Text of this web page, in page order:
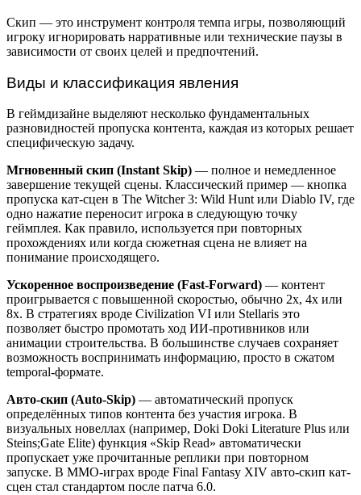
Скип — это инструмент контроля темпа игры, позволяющий
игроку игнорировать нарративные или технические паузы в
зависимости от своих целей и предпочтений.
Виды и классификация явления
В геймдизайне выделяют несколько фундаментальных
разновидностей пропуска контента, каждая из которых решает
специфическую задачу.
Мгновенный скип (Instant Skip) — полное и немедленное
завершение текущей сцены. Классический пример — кнопка
пропуска кат-сцен в The Witcher 3: Wild Hunt или Diablo IV, где
одно нажатие переносит игрока в следующую точку
геймплея. Как правило, используется при повторных
прохождениях или когда сюжетная сцена не влияет на
понимание происходящего.
Ускоренное воспроизведение (Fast-Forward) — контент
проигрывается с повышенной скоростью, обычно 2x, 4x или
8x. В стратегиях вроде Civilization VI или Stellaris это
позволяет быстро промотать ход ИИ-противников или
анимации строительства. В большинстве случаев сохраняет
возможность воспринимать информацию, просто в сжатом
temporal-формате.
Авто-скип (Auto-Skip) — автоматический пропуск
определённых типов контента без участия игрока. В
визуальных новеллах (например, Doki Doki Literature Plus или
Steins;Gate Elite) функция «Skip Read» автоматически
пропускает уже прочитанные реплики при повторном
запуске. В MMO-играх вроде Final Fantasy XIV авто-скип кат-
сцен стал стандартом после патча 6.0.